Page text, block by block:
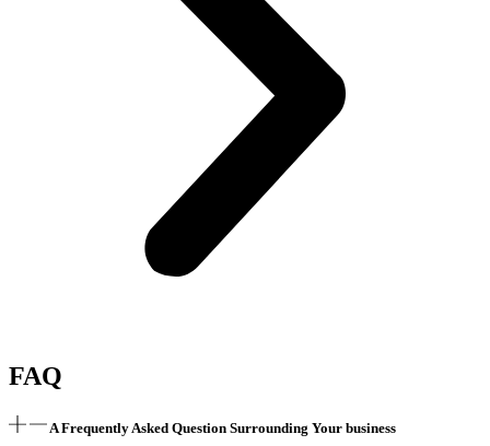
FAQ
A Frequently Asked Question Surrounding Your business